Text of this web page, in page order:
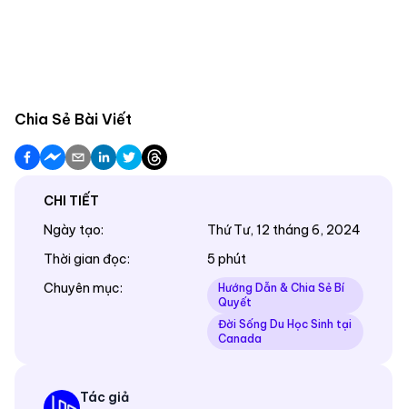
Chia Sẻ Bài Viết
CHI TIẾT
Ngày tạo:
Thứ Tư, 12 tháng 6, 2024
Thời gian đọc:
5 phút
Chuyên mục:
Hướng Dẫn & Chia Sẻ Bí
Quyết
Đời Sống Du Học Sinh tại
Canada
Tác giả